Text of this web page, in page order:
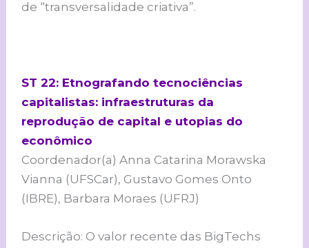
de “transversalidade criativa”.
ST 22: Etnografando tecnociências
capitalistas: infraestruturas da
reprodução de capital e utopias do
econômico
Coordenador(a) Anna Catarina Morawska
Vianna (UFSCar), Gustavo Gomes Onto
(IBRE), Barbara Moraes (UFRJ)
Descrição: O valor recente das BigTechs